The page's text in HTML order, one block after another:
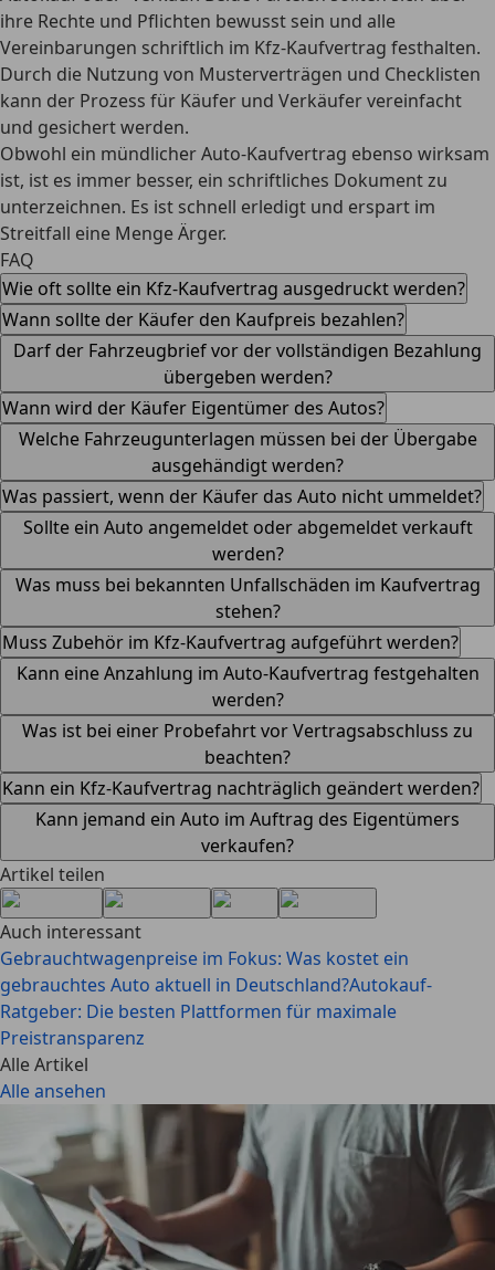
ihre Rechte und Pflichten bewusst sein und alle
Vereinbarungen schriftlich im Kfz-Kaufvertrag festhalten.
Durch die Nutzung von Musterverträgen und Checklisten
kann der Prozess für Käufer und Verkäufer vereinfacht
und gesichert werden.
Obwohl ein mündlicher Auto-Kaufvertrag ebenso wirksam
ist, ist es immer besser, ein schriftliches Dokument zu
unterzeichnen. Es ist schnell erledigt und erspart im
Streitfall eine Menge Ärger.
FAQ
Wie oft sollte ein Kfz-Kaufvertrag ausgedruckt werden?
Wann sollte der Käufer den Kaufpreis bezahlen?
Darf der Fahrzeugbrief vor der vollständigen Bezahlung
übergeben werden?
Wann wird der Käufer Eigentümer des Autos?
Welche Fahrzeugunterlagen müssen bei der Übergabe
ausgehändigt werden?
Was passiert, wenn der Käufer das Auto nicht ummeldet?
Sollte ein Auto angemeldet oder abgemeldet verkauft
werden?
Was muss bei bekannten Unfallschäden im Kaufvertrag
stehen?
Muss Zubehör im Kfz-Kaufvertrag aufgeführt werden?
Kann eine Anzahlung im Auto-Kaufvertrag festgehalten
werden?
Was ist bei einer Probefahrt vor Vertragsabschluss zu
beachten?
Kann ein Kfz-Kaufvertrag nachträglich geändert werden?
Kann jemand ein Auto im Auftrag des Eigentümers
verkaufen?
Artikel teilen
Auch interessant
Gebrauchtwagenpreise im Fokus: Was kostet ein
gebrauchtes Auto aktuell in Deutschland?Autokauf-
Ratgeber: Die besten Plattformen für maximale
Preistransparenz
Alle Artikel
Alle ansehen